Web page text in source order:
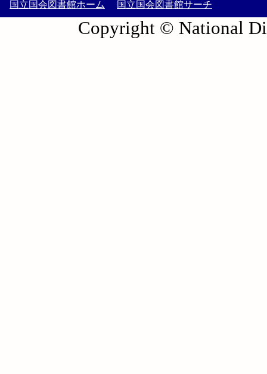
国立国会図書館ホーム 国立国会図書館サーチ
Copyright © National